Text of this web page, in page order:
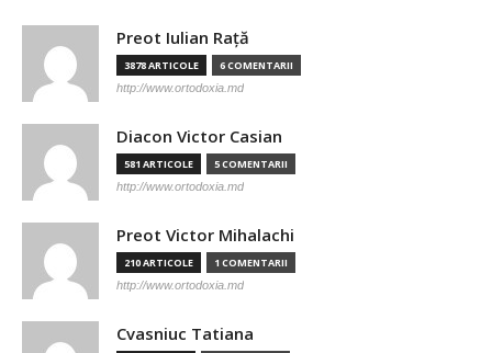
Preot Iulian Raţă
3878 ARTICOLE 6 COMENTARII
http://www.ortodoxia.md
Diacon Victor Casian
581 ARTICOLE 5 COMENTARII
http://www.ortodoxia.md
Preot Victor Mihalachi
210 ARTICOLE 1 COMENTARII
http://www.ortodoxia.md
Cvasniuc Tatiana